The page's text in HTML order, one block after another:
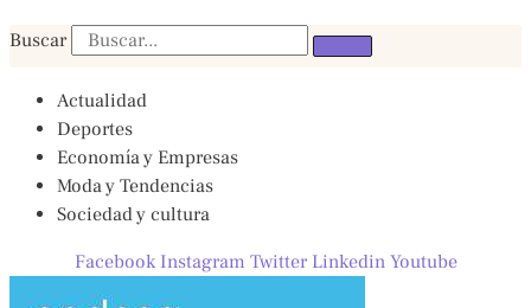
Buscar
Actualidad
Deportes
Economía y Empresas
Moda y Tendencias
Sociedad y cultura
Facebook Instagram Twitter Linkedin Youtube